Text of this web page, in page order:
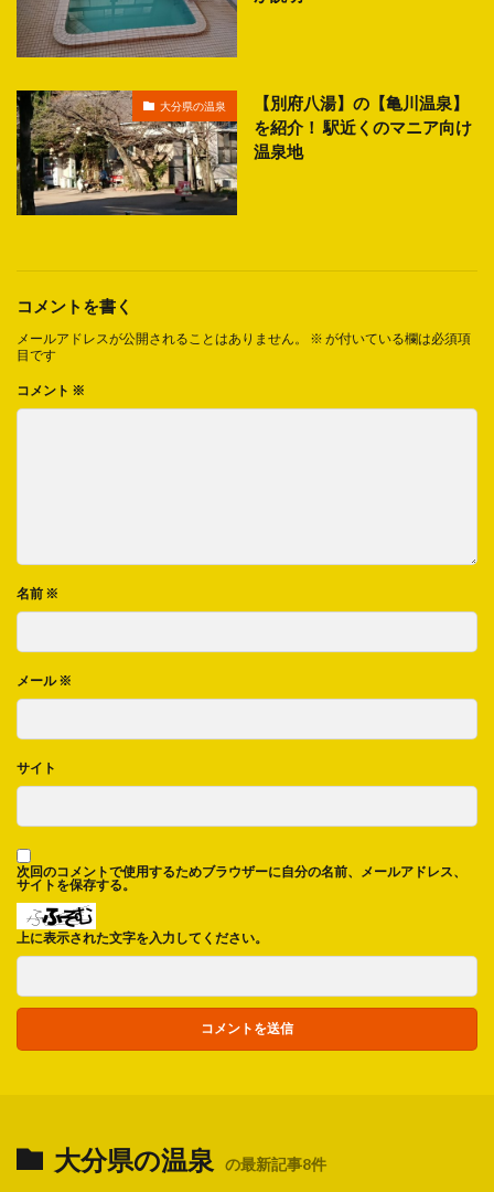
大分県の温泉
【別府八湯】の【亀川温泉】
を紹介！ 駅近くのマニア向け
温泉地
コメントを書く
メールアドレスが公開されることはありません。 ※ が付いている欄は必須項
目です
コメント ※
名前 ※
メール※
サイト
次回のコメントで使用するためブラウザーに自分の名前、メールアドレス、
サイトを保存する。
上に表示された文字を入力してください。
大分県の温泉 の最新記事8件